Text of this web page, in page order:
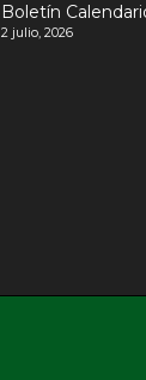
Boletín
2 julio, 2026